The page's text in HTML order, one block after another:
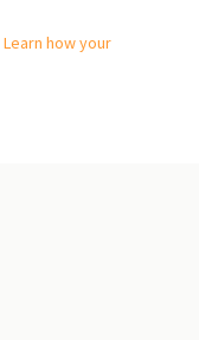
Learn how your